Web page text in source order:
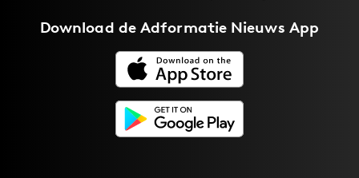
Download deAdformatie Nieuws App